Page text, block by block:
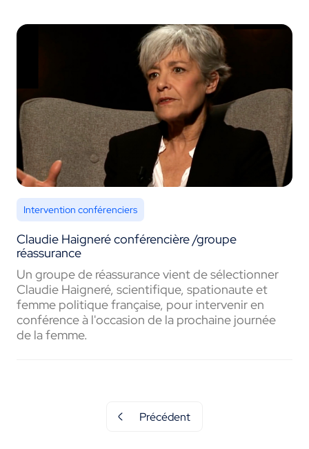
Intervention conférenciers
Claudie Haigneré conférencière /groupe
réassurance
Un groupe de réassurance vient de sélectionner
Claudie Haigneré, scientifique, spationaute et
femme politique française, pour intervenir en
conférence à l'occasion de la prochaine journée
de la femme.
Précédent